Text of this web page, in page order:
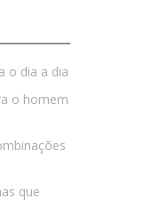
o dia a dia
o homem
que